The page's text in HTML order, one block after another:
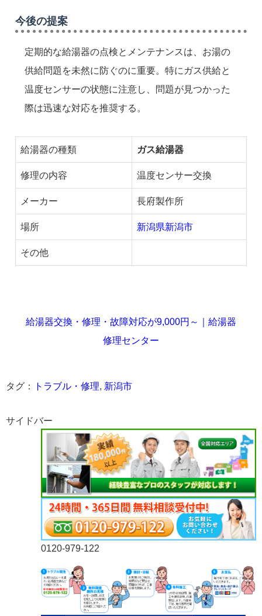
今後の提案
定期的な給湯器の点検とメンテナンスは、お湯の
供給問題を未然に防ぐのに重要。特にガス供給と
温度センサーの状態に注意し、問題が見つかった
際は迅速な対応を推奨する。
給湯器の種類 ガス給湯器
修理の内容 温度センサー交換
メーカー 長府製作所
場所 新潟県新潟市
その他
給湯器交換・修理・故障対応が9,000円～｜給湯器
修理センター
タグ： トラブル・修理, 新潟市
サイドバー
0120-979-122